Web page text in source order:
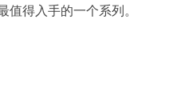
值得入手的一个系列。